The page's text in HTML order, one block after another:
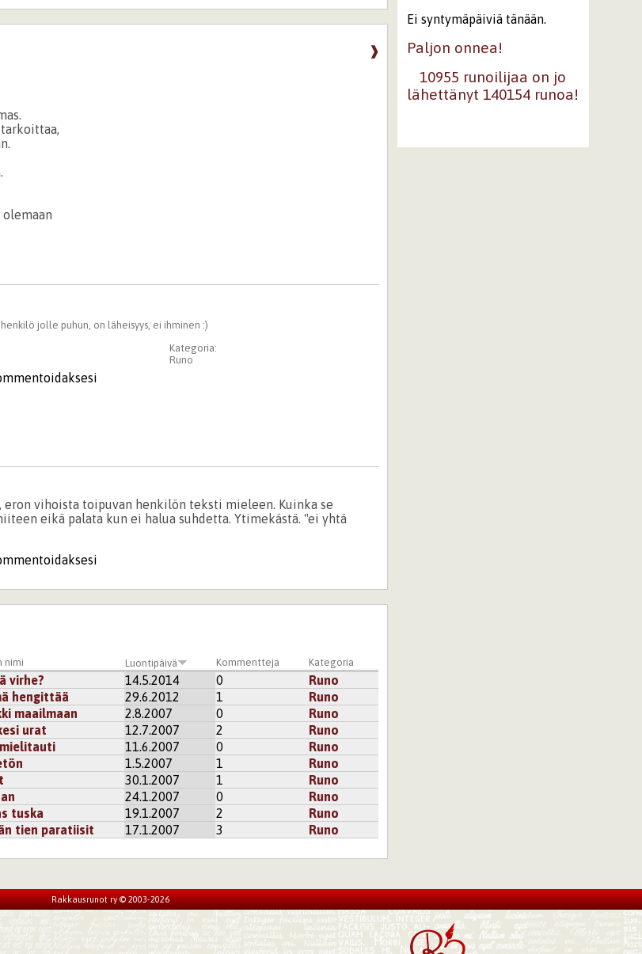
❱
jolle puhun, on läheisyys, ei ihminen :)
Kategoria:
Runo
vihoista toipuvan henkilön teksti mieleen. Kuinka se
eikä palata kun ei halua suhdetta. Ytimekästä. "ei yhtä
nimi Luontipäivä Kommentteja Kategoria
virhe? 14.5.2014 0
Runo
hengittää 29.6.2012 1
Runo
maailmaan 2.8.2007 0
Runo
urat 12.7.2007 2
Runo
11.6.2007 0
Runo
1.5.2007 1
Runo
30.1.2007 1
Runo
24.1.2007 0
Runo
tuska 19.1.2007 2
Runo
tien paratiisit 17.1.2007 3 Runo
Ei syntymäpäiviä tänään.
Paljon onnea!
10955 runoilijaa on jo
lähettänyt 140154 runoa!
Rakkausrunot ry © 2003-2026